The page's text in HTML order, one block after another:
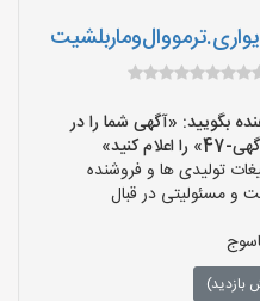
بگویید: «آگهی شما را در
کنید»
تولیدی ها و فروشنده
و مسئولیتی در قبال
بازدید)